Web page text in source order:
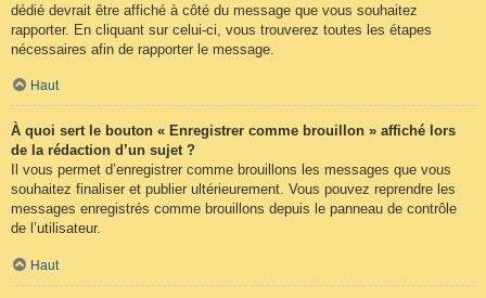
dédié devrait être affiché à côté du message que vous souhaitez
rapporter. En cliquant sur celui-ci, vous trouverez toutes les étapes
nécessaires afin de rapporter le message.
Haut
À quoi sert le bouton « Enregistrer comme brouillon » affiché lors
de la rédaction d’un sujet ?
Il vous permet d’enregistrer comme brouillons les messages que vous
souhaitez finaliser et publier ultérieurement. Vous pouvez reprendre les
messages enregistrés comme brouillons depuis le panneau de contrôle
de l’utilisateur.
Haut